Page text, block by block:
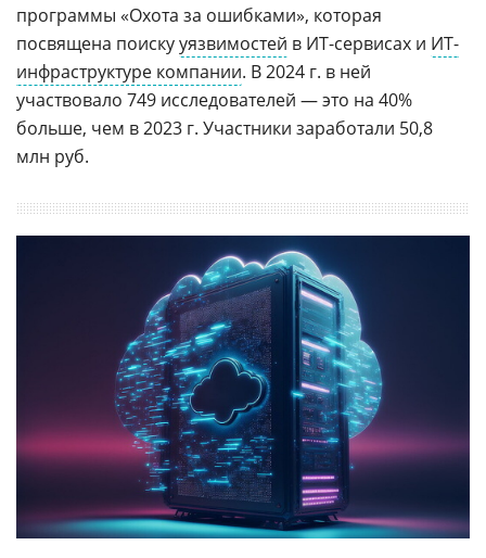
программы «Охота за ошибками», которая
посвящена поискууязвимостей в ИТ-сервисах и ИТ-
инфраструктуре компании. В 2024 г. в ней
участвовало 749 исследователей — это на 40%
больше, чем в 2023 г. Участники заработали 50,8
млн руб.